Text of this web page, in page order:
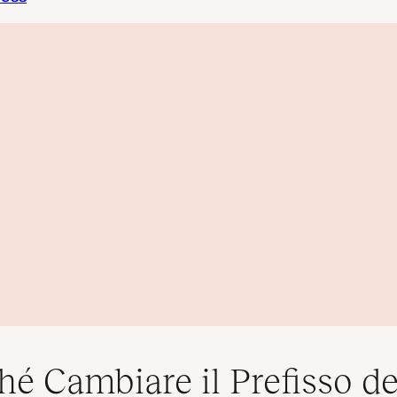
Cambiare il Prefisso